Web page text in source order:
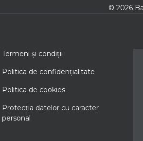
© 2026
Termeni şi condiţii
Politica de confidenţialitate
Politica de cookies
Protecţia datelor cu caracter
personal